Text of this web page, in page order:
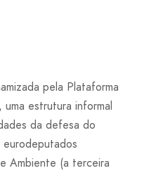
pela Plataforma
estrutura informal
da defesa do
Ambiente (a terceira